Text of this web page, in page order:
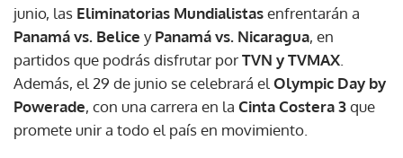
junio, las Eliminatorias Mundialistasenfrentarán a
Panamá vs. Belice yPanamá vs. Nicaragua, en
partidos que podrás disfrutar porTVN y TVMAX
Además, el 29 de junio se celebrará el Olympic Day by
Powerade, con una carrera en la Cinta Costera 3que
promete unir a todo el país en movimiento.